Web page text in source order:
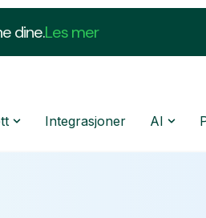
dine.Les mer
Integrasjoner AI